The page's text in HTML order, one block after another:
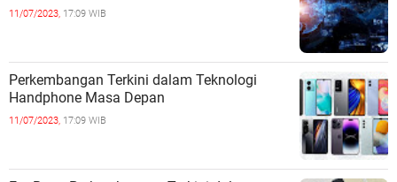
11/07/2023, 17:09 WIB
Perkembangan Terkini dalam Teknologi
Handphone Masa Depan
11/07/2023, 17:09 WIB